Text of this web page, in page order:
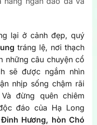
lại ở cảnh đẹp, quý
tráng lệ, nơi thạch
những câu chuyện cổ
sẽ được ngắm nhìn
nhịp sống chậm rãi
đừng quên chiêm
đáo của Hạ Long
Hương, hòn Chó